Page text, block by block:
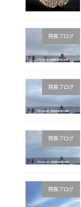
院長ブログ
院長ブログ
院長ブログ
院長ブログ